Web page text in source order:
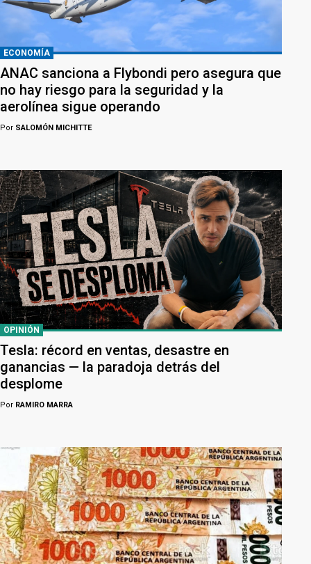
ECONOMÍA
ANAC sanciona a Flybondi pero asegura que
no hay riesgo para la seguridad y la
aerolínea sigue operando
Por SALOMÓN MICHITTE
OPINIÓN
Tesla: récord en ventas, desastre en
ganancias — la paradoja detrás del
desplome
Por RAMIRO MARRA